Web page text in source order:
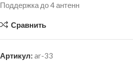
Поддержка до 4 антенн
Сравнить
Артикул: ar-33